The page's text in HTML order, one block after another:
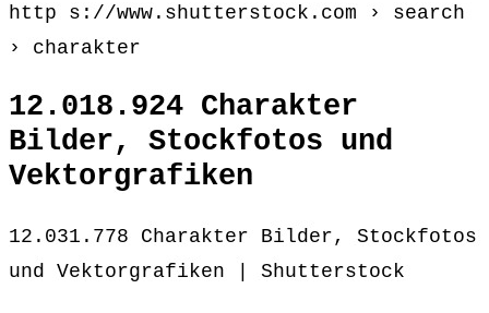
http s://www.shutterstock.com › search
› charakter
12.018.924 Charakter
Bilder, Stockfotos und
Vektorgrafiken
12.031.778 Charakter Bilder, Stockfotos
und Vektorgrafiken | Shutterstock